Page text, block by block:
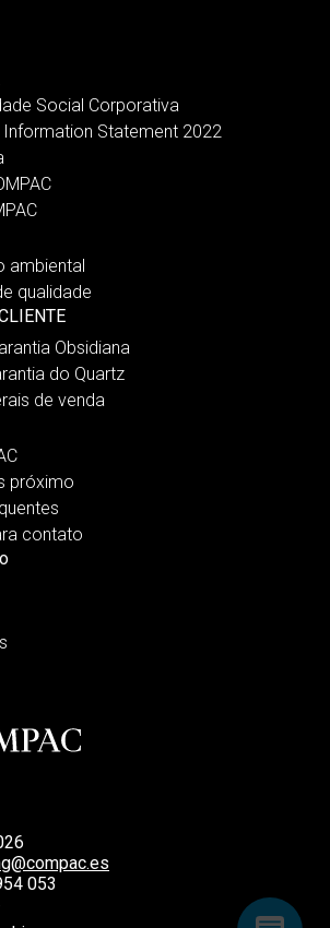
Social Corporativa
Information Statement 2022
ambiental
qualidade
Obsidiana
do Quartz
de venda
próximo
contato
053